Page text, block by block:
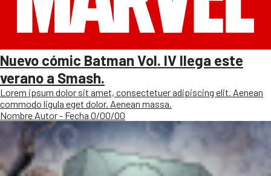
Nuevo cómic Batman Vol. IV llega este
verano a Smash.
Lorem ipsum dolor sit amet, consectetuer adipiscing elit. Aenean
commodo ligula eget dolor. Aenean massa.
Nombre Autor - Fecha 0/00/00